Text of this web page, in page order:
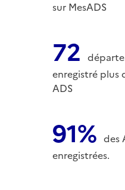
sur MesADS
72
enregistré plus
ADS
91% des
enregistrées.